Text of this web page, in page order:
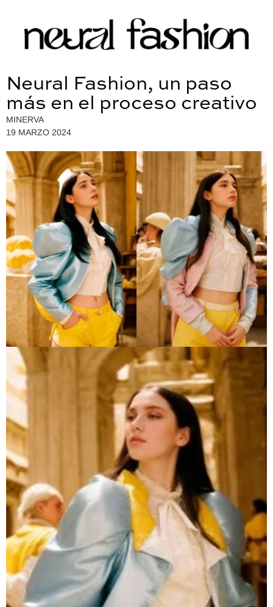
Neural Fashion, un paso
más en el proceso creativo
MINERVA
19 MARZO 2024